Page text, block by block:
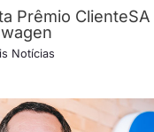
Prêmio ClienteSA
Notícias